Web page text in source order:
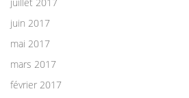
juin 2017
mai 2017
mars 2017
février 2017